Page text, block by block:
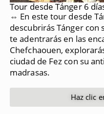
Tour desde Tánger 6
⇔ En este tour desde
descubrirás Tánger con
te adentrarás en las
Chefchaouen,
ciudad de Fez con su
madrasas.
Haz clic